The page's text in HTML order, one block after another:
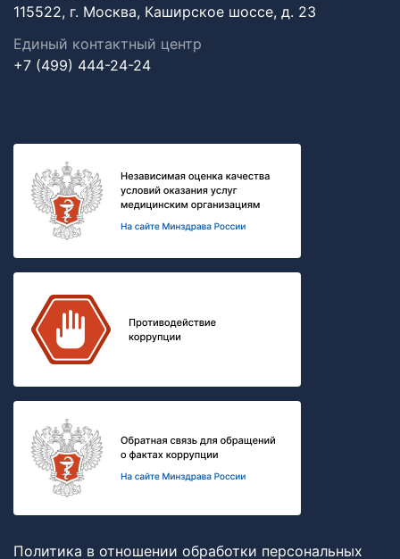
115522, г. Москва, Каширское шоссе, д. 23
Единый контактный центр
+7 (499) 444-24-24
Политика в отношении обработки персональных